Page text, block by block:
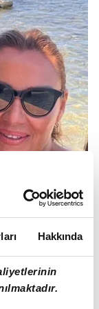
Hakkında
ise eşinin